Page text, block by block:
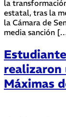
la
estatal, tras la
la Cámara de
media sanción
realizaron
Máximas